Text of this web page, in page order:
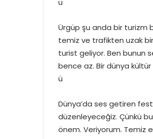
ü
Ürgüp şu anda bir turizm
temiz ve trafikten uzak bir
turist geliyor. Ben bunun
bence az. Bir dünya
ü
Dünya’da ses getiren
düzenleyeceğiz. Çünkü
önem. Veriyorum. Temiz